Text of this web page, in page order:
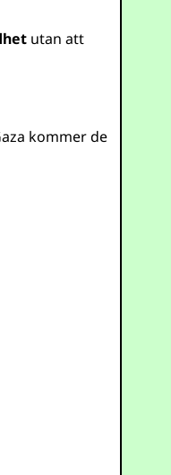
utan att
kommer de